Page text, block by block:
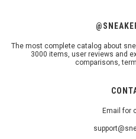
Email for
The most complete catalog about
3000 items, user reviews and
comparisons,